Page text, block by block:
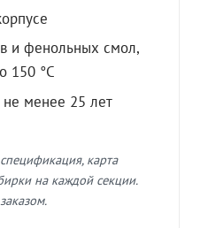
и фенольных смол,
150 °C
менее 25 лет
карта
на каждой секции.